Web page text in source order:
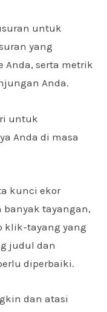
untuk
yang
Anda, serta metrik
Anda.
untuk
Anda di masa
kunci ekor
tayangan,
klik-tayang yang
judul dan
diperbaiki.
dan atasi